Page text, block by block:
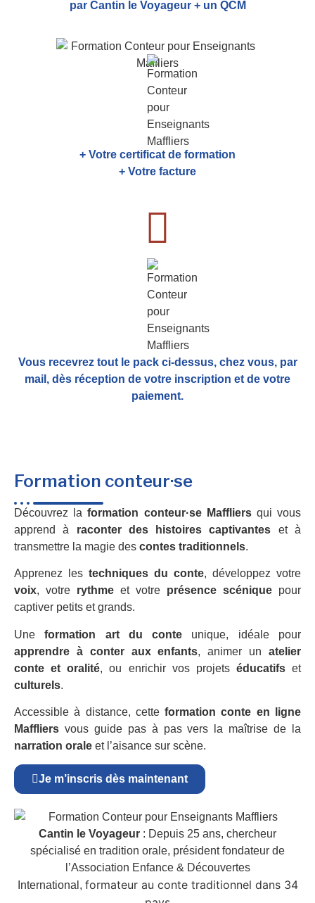
par Cantin le Voyageur + un QCM
+ Votre certificat de formation
+ Votre facture
Vous recevrez tout le pack ci-dessus, chez vous, par
mail, dès réception de votre inscription et de votre
paiement.
Formation conteur·se
Découvrez laformation conteur·se Maffliersqui vous
apprend à raconter des histoires captivantes et à
transmettre la magie des contes traditionnels.
Apprenez les techniques du conte, développez votre
voix, votre rythme et votre présence scénique pour
captiver petits et grands.
Uneformation art du conte unique, idéale pour
apprendre à conter aux enfants, animer unatelier
conte et oralité, ou enrichir vos projets éducatifset
culturels.
Accessible à distance, cetteformation conte en ligne
Maffliers vous guide pas à pas vers la maîtrise de la
narration orale et l’aisance sur scène.
Je m’inscris dès maintenant
Cantin le Voyageur : Depuis 25 ans, chercheur
spécialisé en tradition orale, président fondateur de
l’Association Enfance & Découvertes
International, formateur au conte traditionnel dans 34